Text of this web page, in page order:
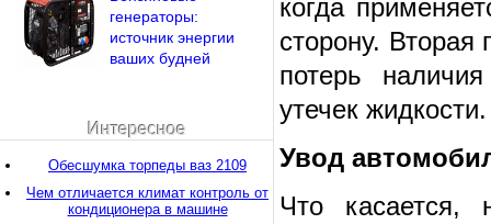
когда
сторону. Вторая
потерь
утечек жидкости.
Увод
Что касается,
генераторы:
источник энергии
ваших будней
Интересное
Обесшумка торпеды ваз 2109
Чем отличается климат контроль от
кондиционера в машине